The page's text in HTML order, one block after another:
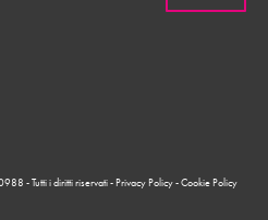
- Tutti i diritti riservati -Privacy Policy-Cookie Policy